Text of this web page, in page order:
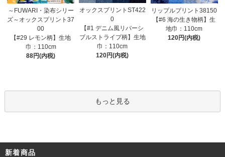
～FUWARI・染布シリー
ズ～オックスプリント37
00
【#29 レモン柄】生地
巾：110cm
88円(内税)
オックスプリントST422
0
【#1 デニム風リバーシ
ブルストライプ柄】生地
巾：110cm
120円(内税)
リップルプリント38150
【#6 海の生き物柄】生
地巾：110cm
120円(内税)
もっと見る
新着商品